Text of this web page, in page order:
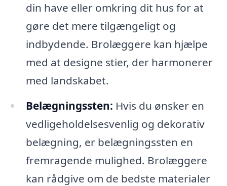
din have eller omkring dit hus for at
gøre det mere tilgængeligt og
indbydende. Brolæggere kan hjælpe
med at designe stier, der harmonerer
med landskabet.
Belægningssten: Hvis du ønsker en
vedligeholdelsesvenlig og dekorativ
belægning, er belægningssten en
fremragende mulighed. Brolæggere
kan rådgive om de bedste materialer